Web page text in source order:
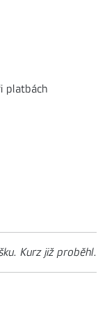
platbách
Kurz již proběhl.